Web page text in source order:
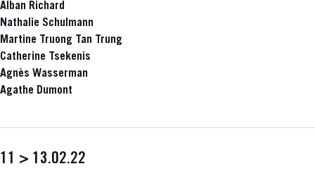
Alban Richard
Nathalie Schulmann
Martine Truong Tan Trung
Catherine Tsekenis
Agnès Wasserman
Agathe Dumont
11 > 13.02.22